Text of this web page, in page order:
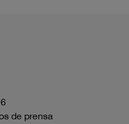
de prensa